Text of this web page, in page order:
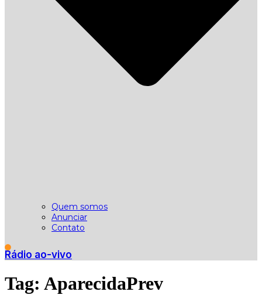
Quem somos
Anunciar
Contato
Rádio ao-vivo
Tag: AparecidaPrev